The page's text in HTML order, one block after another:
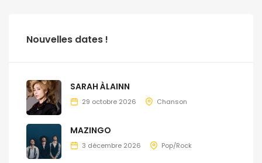
Nouvelles dates !
SARAH ÀLAINN
29 octobre 2026 Chanson
MAZINGO
3 décembre 2026 Pop/Rock